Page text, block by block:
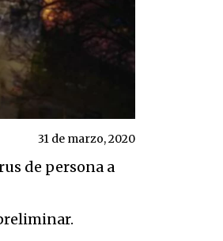
31 de marzo, 2020
de persona a